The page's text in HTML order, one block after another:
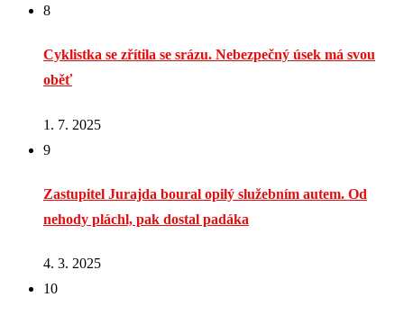
8
Cyklistka se zřítila se srázu. Nebezpečný úsek má svou
oběť
1. 7. 2025
9
Zastupitel Jurajda boural opilý služebním autem. Od
nehody pláchl, pak dostal padáka
4. 3. 2025
10